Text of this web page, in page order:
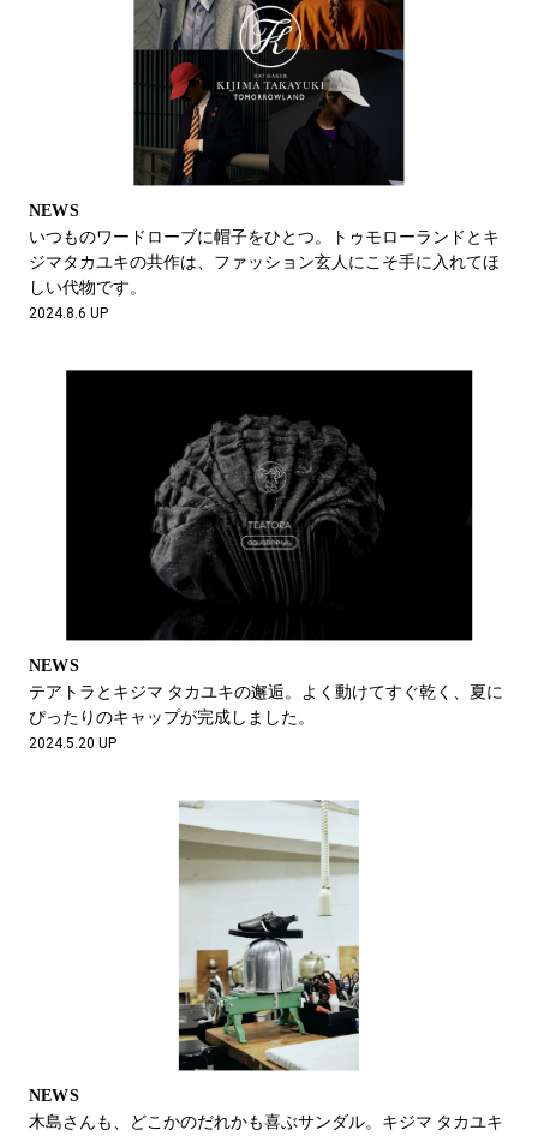
NEWS
いつものワードローブに帽子をひとつ。トゥモローランドとキ
ジマタカユキの共作は、ファッション玄人にこそ手に入れてほ
しい代物です。
2024.8.6 UP
NEWS
テアトラとキジマ タカユキの邂逅。よく動けてすぐ乾く、夏に
ぴったりのキャップが完成しました。
2024.5.20 UP
NEWS
木島さんも、どこかのだれかも喜ぶサンダル。キジマ タカユキ